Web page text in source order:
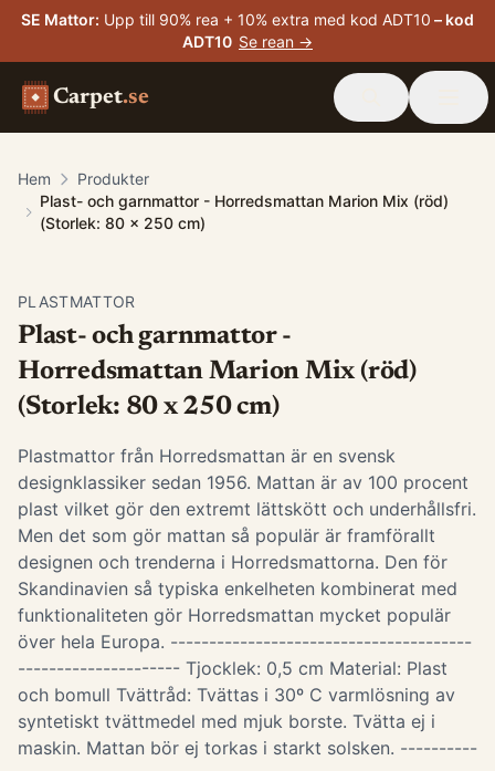
SE Mattor: Upp till 90% rea + 10% extra med kod ADT10 – kod
ADT10 Se rean →
Carpet.se
Hem
Produkter
Plast- och garnmattor - Horredsmattan Marion Mix (röd)
(Storlek: 80 x 250 cm)
PLASTMATTOR
Plast- och garnmattor -
Horredsmattan Marion Mix (röd)
(Storlek: 80 x 250 cm)
Plastmattor från Horredsmattan är en svensk
designklassiker sedan 1956. Mattan är av 100 procent
plast vilket gör den extremt lättskött och underhållsfri.
Men det som gör mattan så populär är framförallt
designen och trenderna i Horredsmattorna. Den för
Skandinavien så typiska enkelheten kombinerat med
funktionaliteten gör Horredsmattan mycket populär
över hela Europa. ---------------------------------------
--------------------- Tjocklek: 0,5 cm Material: Plast
och bomull Tvättråd: Tvättas i 30º C varmlösning av
syntetiskt tvättmedel med mjuk borste. Tvätta ej i
maskin. Mattan bör ej torkas i starkt solsken. ----------